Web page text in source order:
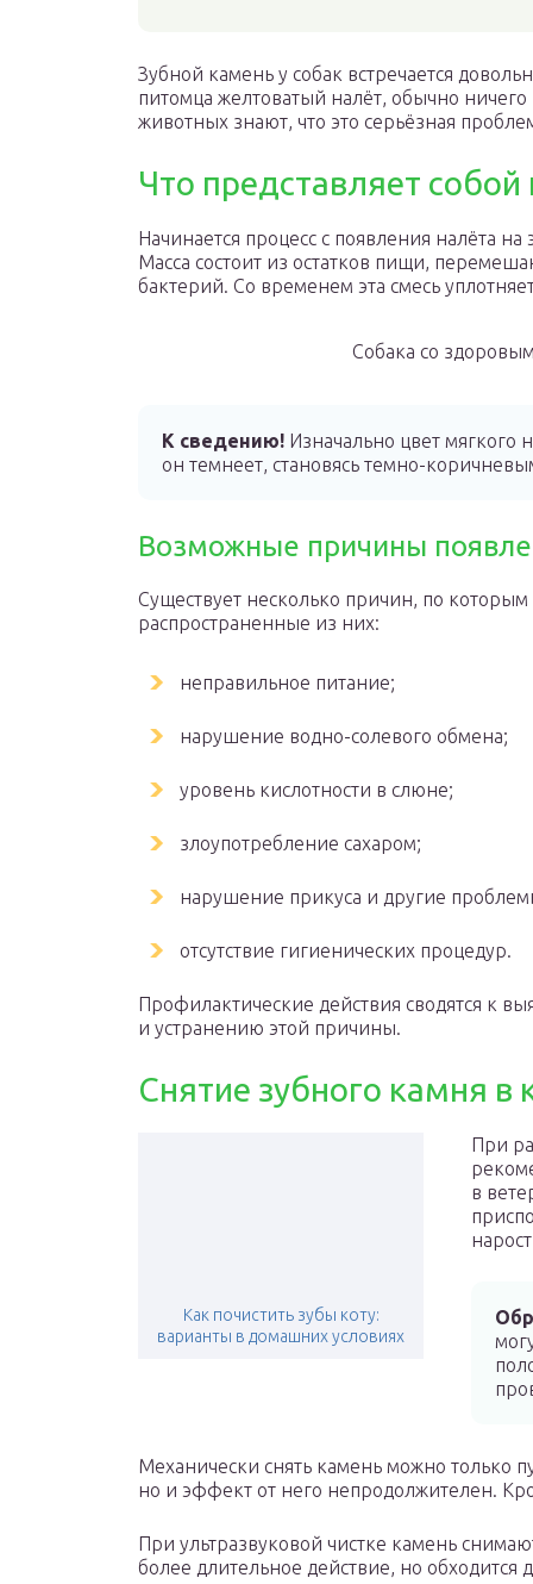
Зубной камень у собак встречается
питомца желтоватый налёт, обычно
животных знают, что это серьёзная
Что представляет собой
Начинается процесс с появления налёта
Масса состоит из остатков пищи,
бактерий. Со временем эта смесь
Собака со
К сведению! Изначально цвет мягкого
он темнеет, становясь темно-
Возможные причины
Существует несколько причин, по
распространенные из них:
неправильное питание;
нарушение водно-солевого обмена;
уровень кислотности в слюне;
злоупотребление сахаром;
нарушение прикуса и другие
отсутствие гигиенических процедур.
Профилактические действия сводятся к
и устранению этой причины.
Снятие зубного камня в
Как почистить зубы коту:
варианты в домашних условиях
При
в
Механически снять камень можно только
но и эффект от него непродолжителен.
При ультразвуковой чистке камень
более длительное действие, но обходится